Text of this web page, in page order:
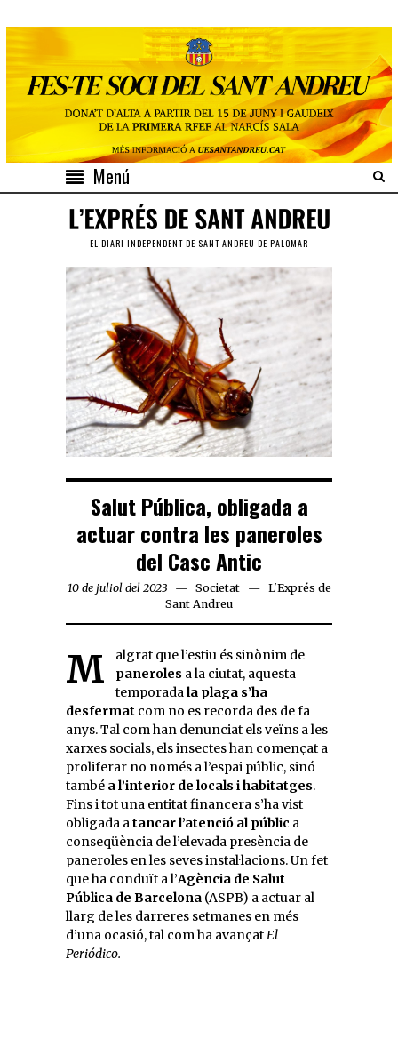
Menú
EL DIARI INDEPENDENT DE SANT ANDREU DE PALOMAR
Salut Pública, obligada a
actuar contra les paneroles
del Casc Antic
10 de juliol del 2023 Societat
L'Exprés de
Sant Andreu
Malgrat que l’estiu és sinònim de
paneroles a la ciutat, aquesta
temporadala plaga s’ha
desfermat com no es recorda des de fa
anys. Tal com han denunciat els veïns a les
xarxes socials, els insectes han començat a
proliferar no només a l’espai públic, sinó
també a l’interior de locals i habitatges.
Fins i tot una entitat financera s’ha vist
obligada atancar l’atenció al públic a
conseqüència de l’elevada presència de
paneroles en les seves instal·lacions. Un fet
que ha conduït a l’Agència de Salut
Pública de Barcelona (ASPB) a actuar al
llarg de les darreres setmanes en més
d’una ocasió, tal com ha avançatEl
Periódico.